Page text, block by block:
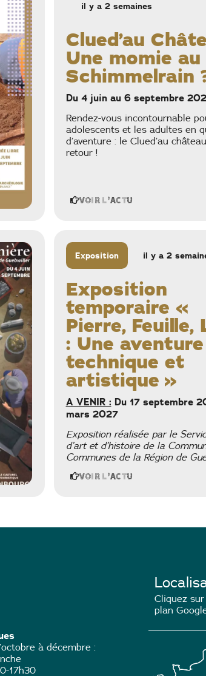
il y a 2 semaines
Clued’au
Une momie au
Schimmelrain
Du 4 juin au 6 septembre
Rendez-vous incontournable
adolescents et les adultes en
d’aventure : le Clued’au
retour !
Voir l'actu
Exposition il y a 2
Exposition
temporaire «
Pierre, Feuille,
: Une aventure
technique et
artistique »
A VENIR : Du 17 septembre
mars 2027
Exposition réalisée par le
d’art et d’histoire de la
Communes de la Région de
Voir l'actu
à décembre :
17h30
Cliquez
plan